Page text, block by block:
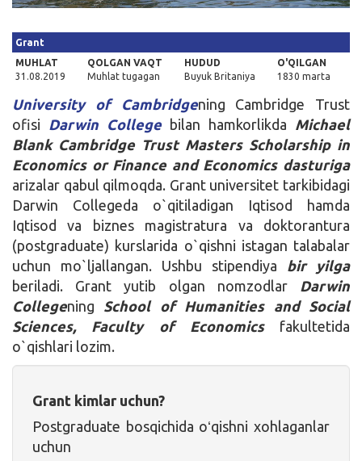
Grant
MUHLAT
31.08.2019
QOLGAN VAQT
Muhlat tugagan
HUDUD
Buyuk Britaniya
O'QILGAN
1830 marta
University of Cambridgening Cambridge Trust
ofisi Darwin College bilan hamkorlikda Michael
Blank Cambridge Trust Masters Scholarship in
Economics or Finance and Economics dasturiga
arizalar qabul qilmoqda. Grant universitet tarkibidagi
Darwin Collegeda o`qitiladigan Iqtisod hamda
Iqtisod va biznes magistratura va doktorantura
(postgraduate) kurslarida o`qishni istagan talabalar
uchun mo`ljallangan. Ushbu stipendiya bir yilga
beriladi. Grant yutib olgan nomzodlar Darwin
Collegening School of Humanities and Social
Sciences, Faculty of Economics fakultetida
o`qishlari lozim.
Grant kimlar uchun?
Postgraduate bosqichida oʻqishni xohlaganlar
uchun